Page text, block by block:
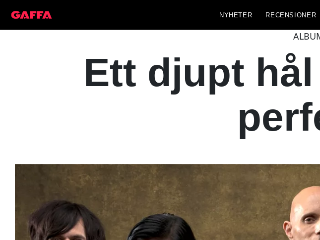
NYHETER RECENSIONER
Ett djupt